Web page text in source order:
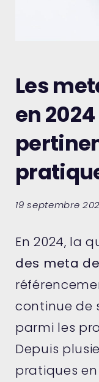
Les
en
19 septembre
En 2024, la
des meta
continue de
parmi les
Depuis
pratiques en